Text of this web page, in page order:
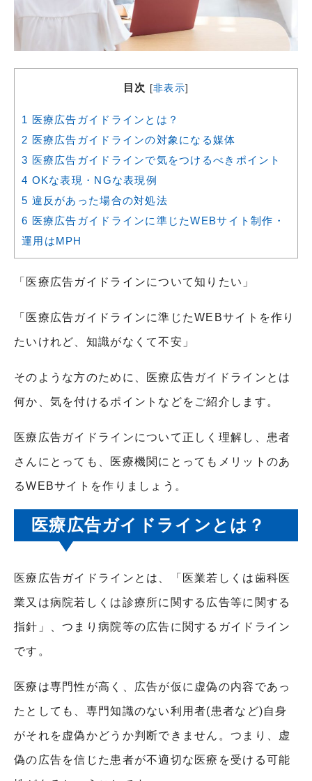
目次 [非表示]
1 医療広告ガイドラインとは？
2 医療広告ガイドラインの対象になる媒体
3 医療広告ガイドラインで気をつけるべきポイント
4 OKな表現・NGな表現例
5 違反があった場合の対処法
6 医療広告ガイドラインに準じたWEBサイト制作・
運用はMPH
「医療広告ガイドラインについて知りたい」
「医療広告ガイドラインに準じたWEBサイトを作り
たいけれど、知識がなくて不安」
そのような方のために、医療広告ガイドラインとは
何か、気を付けるポイントなどをご紹介します。
医療広告ガイドラインについて正しく理解し、患者
さんにとっても、医療機関にとってもメリットのあ
るWEBサイトを作りましょう。
医療広告ガイドラインとは？
医療広告ガイドラインとは、「医業若しくは歯科医
業又は病院若しくは診療所に関する広告等に関する
指針」、つまり病院等の広告に関するガイドライン
です。
医療は専門性が高く、広告が仮に虚偽の内容であっ
たとしても、専門知識のない利用者(患者など)自身
がそれを虚偽かどうか判断できません。つまり、虚
偽の広告を信じた患者が不適切な医療を受ける可能